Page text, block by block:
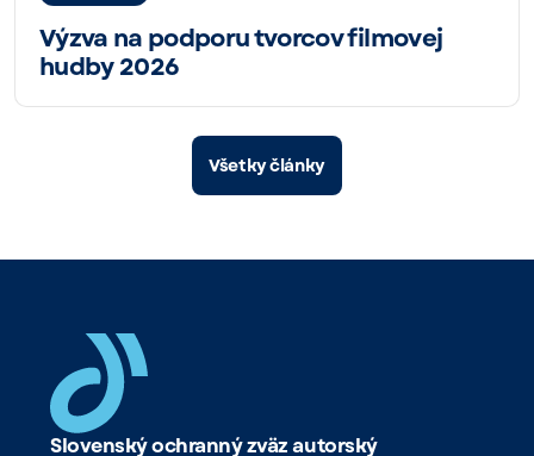
Výzva na podporu tvorcov filmovej
hudby 2026
Všetky články
Slovenský ochranný zväz autorský